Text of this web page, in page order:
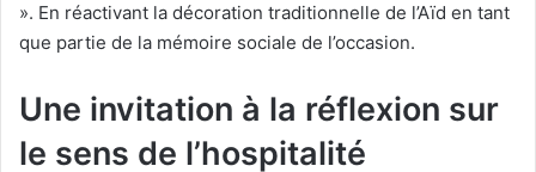
». En réactivant la décoration traditionnelle de l’Aïd en tant
que partie de la mémoire sociale de l’occasion.
Une invitation à la réflexion sur
le sens de l’hospitalité